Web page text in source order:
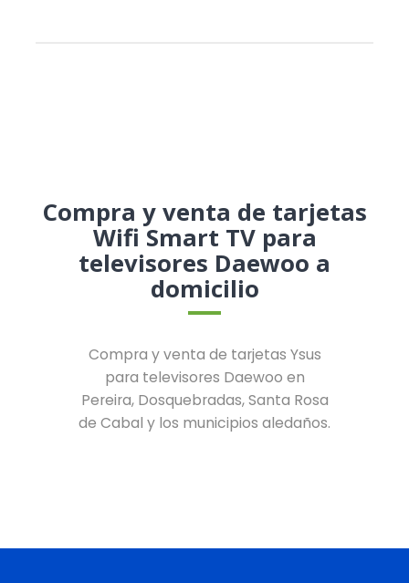
Compra y venta de tarjetas
Wifi Smart TV para
televisores Daewoo a
domicilio
Compra y venta de tarjetas Ysus
para televisores Daewoo en
Pereira, Dosquebradas, Santa Rosa
de Cabal y los municipios aledaños.